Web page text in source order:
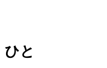
ひと